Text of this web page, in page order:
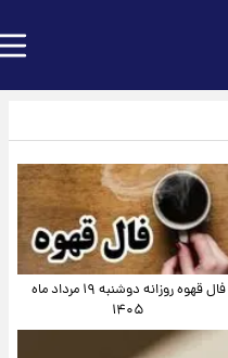
فال قهوه روزانه دوشنبه ۱۹ مرداد ماه
۱۴۰۵